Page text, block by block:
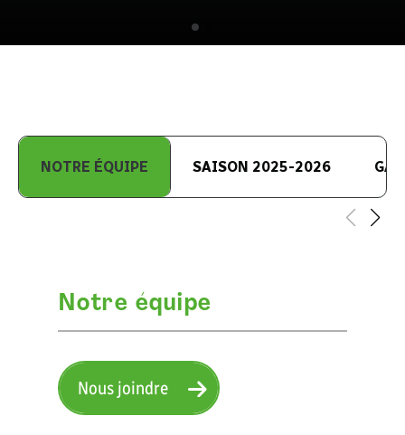
NOTRE ÉQUIPE SAISON 2025-2026
Notre équipe
Nous joindre